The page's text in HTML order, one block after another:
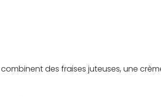
des fraises juteuses, une